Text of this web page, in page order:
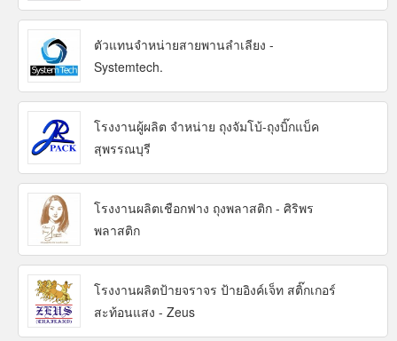
ตัวแทนจำหน่ายสายพานลำเลียง -
Systemtech.
โรงงานผู้ผลิต จำหน่าย ถุงจัมโบ้-ถุงบิ๊กแบ็ค
สุพรรณบุรี
โรงงานผลิตเชือกฟาง ถุงพลาสติก - ศิริพร
พลาสติก
โรงงานผลิตป้ายจราจร ป้ายอิงค์เจ็ท สติ๊กเกอร์
สะท้อนแสง - Zeus